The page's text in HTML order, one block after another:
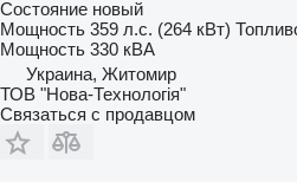
Состояние новый
Мощность 359 л.с. (264 кВт)
Мощность 330 кВА
Украина, Житомир
ТОВ "Нова-Технологія"
Связаться с продавцом